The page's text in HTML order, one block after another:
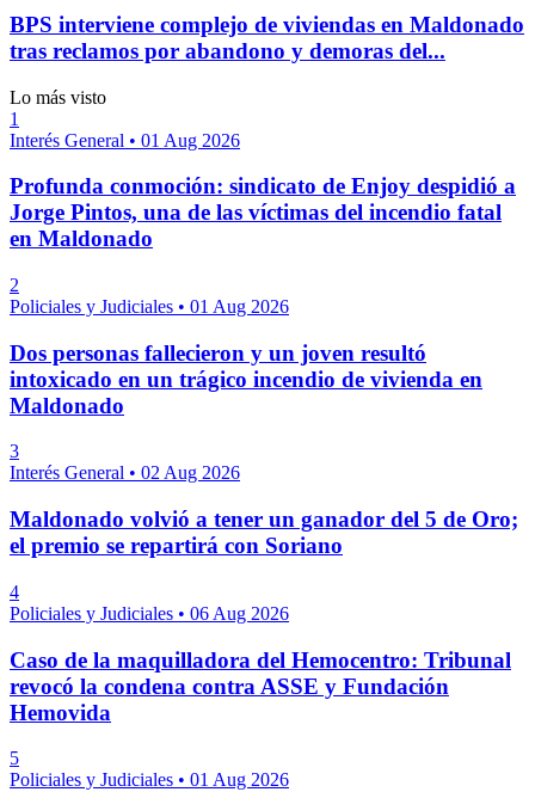
BPS interviene complejo de viviendas en Maldonado
tras reclamos por abandono y demoras del...
Lo más visto
1
Interés General • 01 Aug 2026
Profunda conmoción: sindicato de Enjoy despidió a
Jorge Pintos, una de las víctimas del incendio fatal
en Maldonado
2
Policiales y Judiciales • 01 Aug 2026
Dos personas fallecieron y un joven resultó
intoxicado en un trágico incendio de vivienda en
Maldonado
3
Interés General • 02 Aug 2026
Maldonado volvió a tener un ganador del 5 de Oro;
el premio se repartirá con Soriano
4
Policiales y Judiciales • 06 Aug 2026
Caso de la maquilladora del Hemocentro: Tribunal
revocó la condena contra ASSE y Fundación
Hemovida
5
Policiales y Judiciales • 01 Aug 2026